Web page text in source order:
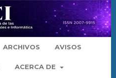
ARCHIVOS AVISOS
ACERCA DE